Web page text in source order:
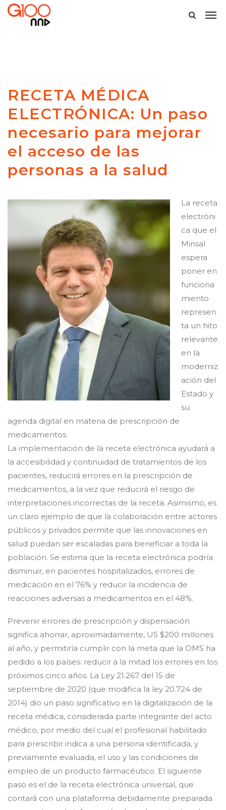
RECETA MÉDICA
ELECTRÓNICA: Un paso
necesario para mejorar
el acceso de las
personas a la salud
La receta
electróni
ca que el
Minsal
espera
poner en
funciona
miento
represen
ta un hito
relevante
en la
moderniz
ación del
Estado y
su
agenda digital en materia de prescripción de
medicamentos.
La implementación de la receta electrónica ayudará a
la accesibilidad y continuidad de tratamientos de los
pacientes, reducirá errores en la prescripción de
medicamentos, a la vez que reducirá el riesgo de
interpretaciones incorrectas de la receta. Asimismo, es
un claro ejemplo de que la colaboración entre actores
públicos y privados permite que las innovaciones en
salud puedan ser escaladas para beneficiar a toda la
población. Se estima que la receta electrónica podría
disminuir, en pacientes hospitalizados, errores de
medicación en el 76% y reducir la incidencia de
reacciones adversas a medicamentos en el 48%.
Prevenir errores de prescripción y dispensación
significa ahorrar, aproximadamente, US $200 millones
al año, y permitiría cumplir con la meta que la OMS ha
pedido a los países: reducir a la mitad los errores en los
próximos cinco años. La Ley 21.267 del 15 de
septiembre de 2020 (que modifica la ley 20.724 de
2014) dio un paso significativo en la digitalización de la
receta médica, considerada parte integrante del acto
médico, por medio del cual el profesional habilitado
para prescribir indica a una persona identificada, y
previamente evaluada, el uso y las condiciones de
empleo de un producto farmacéutico. El siguiente
paso es el de la receta electrónica universal, que
contará con una plataforma debidamente preparada